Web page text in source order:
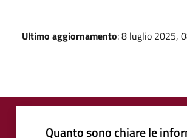
Ultimo aggiornamento: 8 luglio 2025,
Quanto sono chiare le